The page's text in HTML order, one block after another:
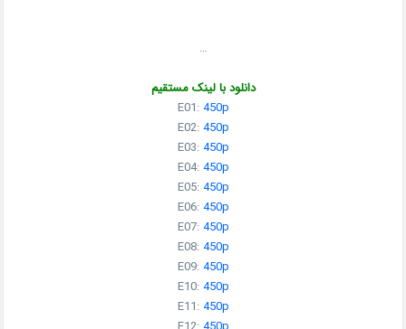
…
دانلود با لینک مستقیم
E01:450p
E02:450p
E03:450p
E04:450p
E05:450p
E06:450p
E07:450p
E08:450p
E09:450p
E10:450p
E11:450p